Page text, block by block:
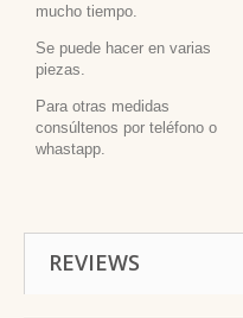
mucho tiempo.
Se puede hacer en varias
piezas.
Para otras medidas
consúltenos por teléfono o
whastapp.
REVIEWS